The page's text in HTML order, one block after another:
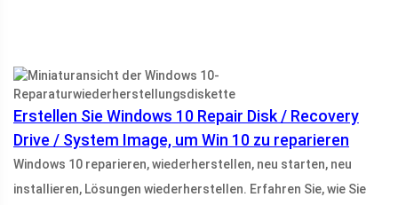
Erstellen Sie Windows 10 Repair Disk / Recovery
Drive / System Image, um Win 10 zu reparieren
Windows 10 reparieren, wiederherstellen, neu starten, neu
installieren, Lösungen wiederherstellen. Erfahren Sie, wie Sie